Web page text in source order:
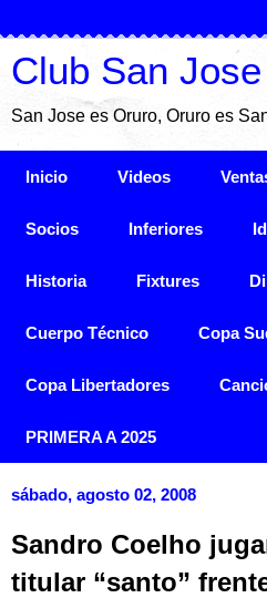
Club San
San Jose es Oruro, Oruro es
Inicio Videos
Socios Inferiores
Historia Fixtures
Cuerpo Técnico Copa
Copa Libertadores
PRIMERA A 2025
sábado, agosto 02, 2008
Sandro Coelho
titular “santo”